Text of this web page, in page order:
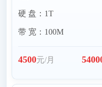
硬 盘：1T
带 宽：100M
4500元/月